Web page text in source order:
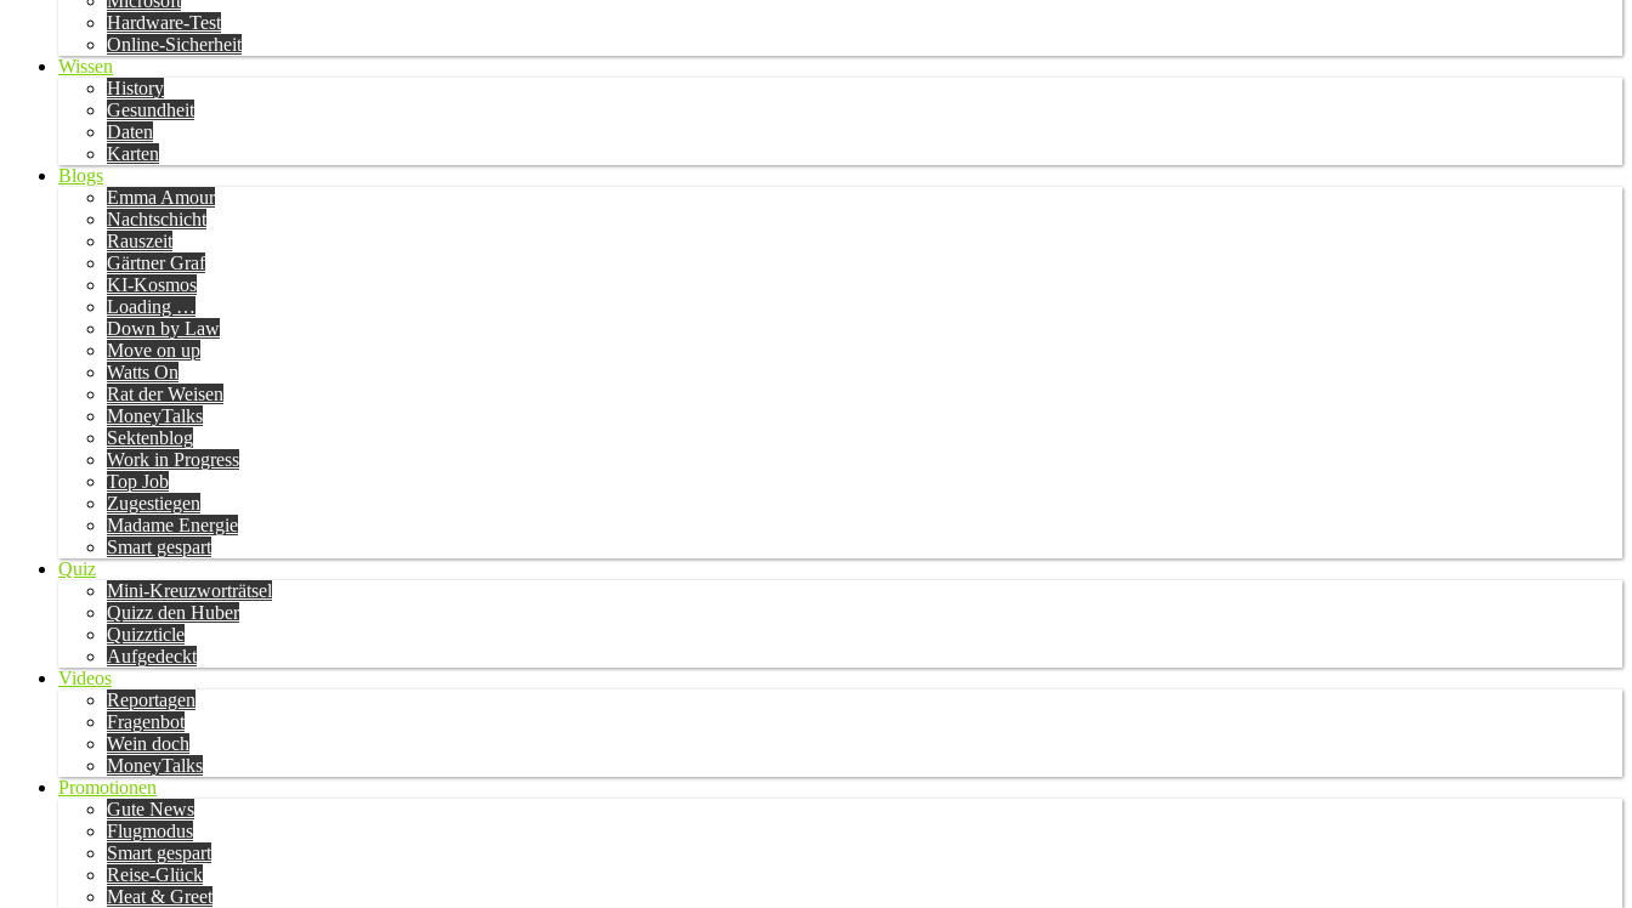
Hardware-Test
Online-Sicherheit
Wissen
History
Gesundheit
Daten
Karten
Blogs
Emma Amour
Nachtschicht
Rauszeit
Gärtner Graf
KI-Kosmos
Loading …
Down by Law
Move on up
Watts On
Rat der Weisen
MoneyTalks
Sektenblog
Work in Progress
Top Job
Zugestiegen
Madame Energie
Smart gespart
Quiz
Mini-Kreuzworträtsel
Quizz den Huber
Quizzticle
Aufgedeckt
Videos
Reportagen
Fragenbot
Wein doch
MoneyTalks
Promotionen
Gute News
Flugmodus
Smart gespart
Reise-Glück
Meat & Greet